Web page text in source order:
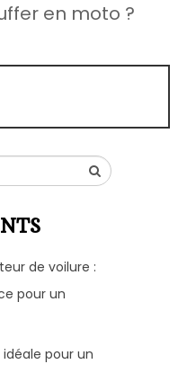
en moto ?
de voilure :
pour un
pour un